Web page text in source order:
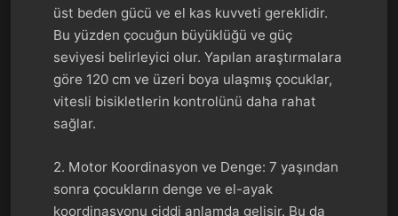
üst beden gücü ve el kas kuvveti gereklidir.
Bu yüzden çocuğun büyüklüğü ve güç
seviyesi belirleyici olur. Yapılan araştırmalara
göre 120 cm ve üzeri boya ulaşmış çocuklar,
vitesli bisikletlerin kontrolünü daha rahat
sağlar.
2. Motor Koordinasyon ve Denge: 7 yaşından
sonra çocukların denge ve el-ayak
koordinasyonu ciddi anlamda gelişir. Bu da